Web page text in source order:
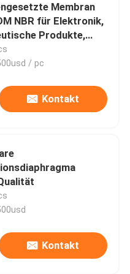
Membran
NBR für Elektronik,
Produkte,
chemische
/ pc
Kontakt
Kontakt